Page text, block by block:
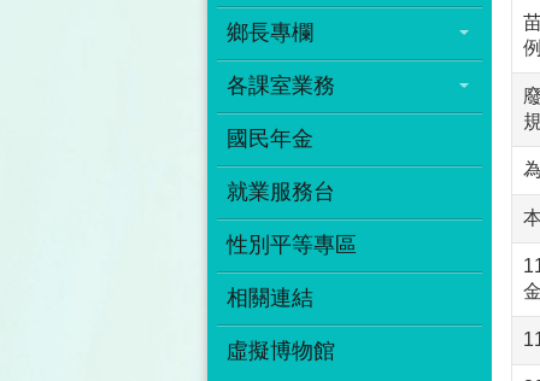
鄉長專欄
各課室業務
國民年金
就業服務台
性別平等專區
相關連結
虛擬博物館